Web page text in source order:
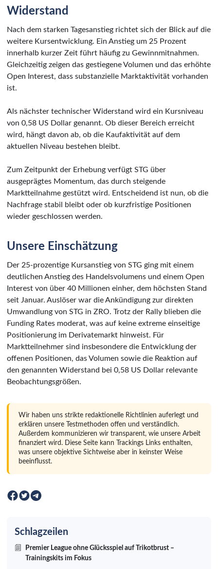
Widerstand
Nach dem starken Tagesanstieg richtet sich der Blick auf die
weitere Kursentwicklung. Ein Anstieg um 25 Prozent
innerhalb kurzer Zeit führt häufig zu Gewinnmitnahmen.
Gleichzeitig zeigen das gestiegene Volumen und das erhöhte
Open Interest, dass substanzielle Marktaktivität vorhanden
ist.
Als nächster technischer Widerstand wird ein Kursniveau
von 0,58 US Dollar genannt. Ob dieser Bereich erreicht
wird, hängt davon ab, ob die Kaufaktivität auf dem
aktuellen Niveau bestehen bleibt.
Zum Zeitpunkt der Erhebung verfügt STG über
ausgeprägtes Momentum, das durch steigende
Marktteilnahme gestützt wird. Entscheidend ist nun, ob die
Nachfrage stabil bleibt oder ob kurzfristige Positionen
wieder geschlossen werden.
Unsere Einschätzung
Der 25-prozentige Kursanstieg von STG ging mit einem
deutlichen Anstieg des Handelsvolumens und einem Open
Interest von über 40 Millionen einher, dem höchsten Stand
seit Januar. Auslöser war die Ankündigung zur direkten
Umwandlung von STG in ZRO. Trotz der Rally blieben die
Funding Rates moderat, was auf keine extreme einseitige
Positionierung im Derivatemarkt hinweist. Für
Marktteilnehmer sind insbesondere die Entwicklung der
offenen Positionen, das Volumen sowie die Reaktion auf
den genannten Widerstand bei 0,58 US Dollar relevante
Beobachtungsgrößen.
Wir haben uns strikte redaktionelle Richtlinien auferlegt und
erklären unsere Testmethoden offen und verständlich.
Außerdem kommunizieren wir transparent, wie unsere Arbeit
finanziert wird. Diese Seite kann Trackings Links enthalten,
was unsere objektive Sichtweise aber in keinster Weise
beeinflusst.
Schlagzeilen
Premier League ohne Glücksspiel auf Trikotbrust –
Trainingskits im Fokus